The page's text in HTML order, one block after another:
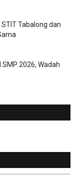
Tabalong dan
SMP 2026, Wadah